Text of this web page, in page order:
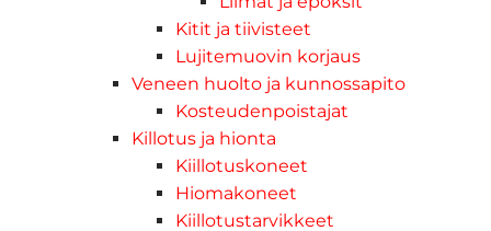
Kitit ja tiivisteet
Lujitemuovin korjaus
Veneen huolto ja kunnossapito
Kosteudenpoistajat
Killotus ja hionta
Kiillotuskoneet
Hiomakoneet
Kiillotustarvikkeet